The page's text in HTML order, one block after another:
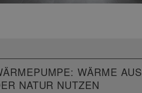
WÄRME AUS
NATUR NUTZEN